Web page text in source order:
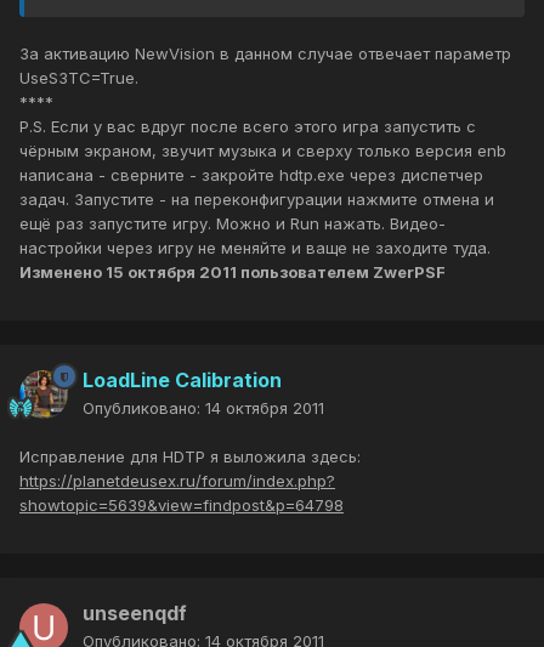
За активацию NewVision в данном случае отвечает параметр
UseS3TC=True.
****
P.S. Если у вас вдруг после всего этого игра запустить с
чёрным экраном, звучит музыка и сверху только версия enb
написана - сверните - закройте hdtp.exe через диспетчер
задач. Запустите - на переконфигурации нажмите отмена и
ещё раз запустите игру. Можно и Run нажать. Видео-
настройки через игру не меняйте и ваще не заходите туда.
Изменено 15 октября 2011 пользователем ZwerPSF
LoadLine Calibration
Опубликовано: 14 октября 2011
Исправление для HDTP я выложила здесь:
https://planetdeusex.ru/forum/index.php?
showtopic=5639&view=findpost&p=64798
unseenqdf
Опубликовано: 14 октября 2011